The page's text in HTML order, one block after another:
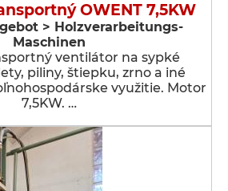
OWENT 7,5KW
> Holzverarbeitungs-
Maschinen
ventilátor na sypké
piliny, štiepku, zrno a iné
využitie. Motor
7,5KW. …